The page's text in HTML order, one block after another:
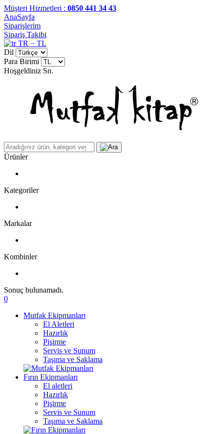
Müşteri Hizmetleri : 0850 441 34 43
AnaSayfa
Siparişlerim
Sipariş Takibi
TR − TL
Dil
Para Birimi
Hoşgeldiniz Sn.
Ürünler
Kategoriler
Markalar
Kombinler
Sonuç bulunamadı.
0
Mutfak Ekipmanları
El Aletleri
Hazırlık
Pişirme
Servis ve Sunum
Taşıma ve Saklama
Fırın Ekipmanları
El aletleri
Hazırlık
Pişirme
Servis ve Sunum
Taşıma ve Saklama